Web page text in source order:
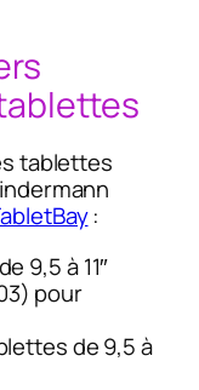
tablettes
:
9,5 à 11″
pour
de 9,5 à